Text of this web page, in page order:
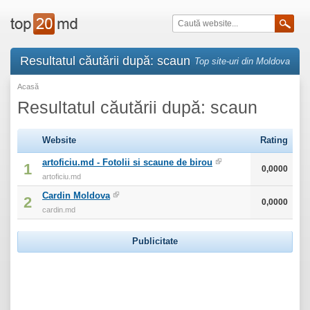
Resultatul căutării după: scaun Top site-uri din Moldova
Acasă
Resultatul căutării după: scaun
Website Rating
1 artoficiu.md - Fotolii si scaune de birou
artoficiu.md
0,0000
2 Cardin Moldova
cardin.md
0,0000
Publicitate